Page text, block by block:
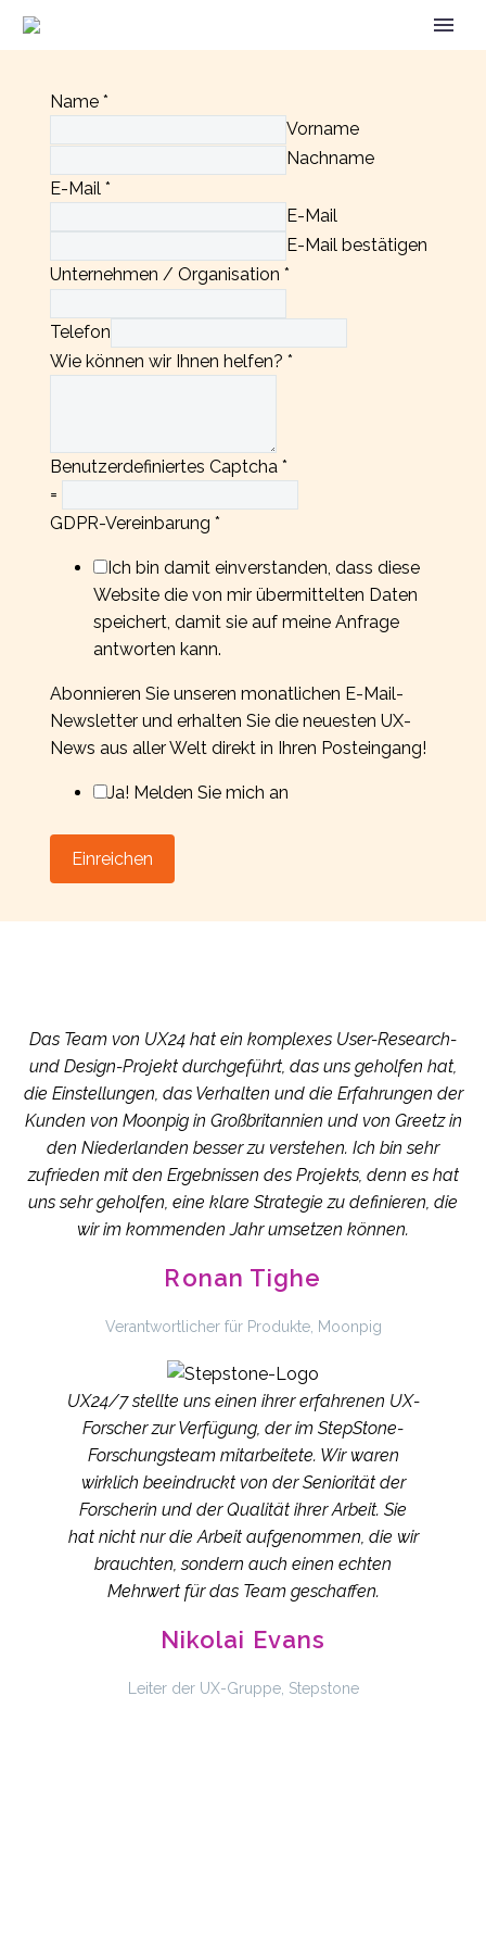
Name *
Vorname
Nachname
E-Mail *
E-Mail
E-Mail bestätigen
Unternehmen / Organisation *
Telefon
Wie können wir Ihnen helfen? *
Benutzerdefiniertes Captcha *
=
GDPR-Vereinbarung *
Ich bin damit einverstanden, dass diese
Website die von mir übermittelten Daten
speichert, damit sie auf meine Anfrage
antworten kann.
Abonnieren Sie unseren monatlichen E-Mail-
Newsletter und erhalten Sie die neuesten UX-
News aus aller Welt direkt in Ihren Posteingang!
Ja! Melden Sie mich an
Einreichen
Das Team von UX24 hat ein komplexes User-Research-
und Design-Projekt durchgeführt, das uns geholfen hat,
die Einstellungen, das Verhalten und die Erfahrungen der
Kunden von Moonpig in Großbritannien und von Greetz in
den Niederlanden besser zu verstehen. Ich bin sehr
zufrieden mit den Ergebnissen des Projekts, denn es hat
uns sehr geholfen, eine klare Strategie zu definieren, die
wir im kommenden Jahr umsetzen können.
Ronan Tighe
Verantwortlicher für Produkte, Moonpig
UX24/7 stellte uns einen ihrer erfahrenen UX-
Forscher zur Verfügung, der im StepStone-
Forschungsteam mitarbeitete. Wir waren
wirklich beeindruckt von der Seniorität der
Forscherin und der Qualität ihrer Arbeit. Sie
hat nicht nur die Arbeit aufgenommen, die wir
brauchten, sondern auch einen echten
Mehrwert für das Team geschaffen.
Nikolai Evans
Leiter der UX-Gruppe, Stepstone